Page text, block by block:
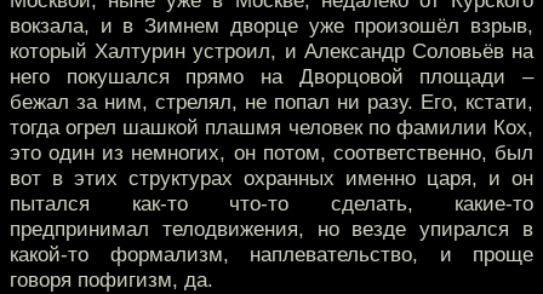
вокзала, и в Зимнем дворце уже произошёл взрыв,
который Халтурин устроил, и Александр Соловьёв на
него покушался прямо на Дворцовой площади –
бежал за ним, стрелял, не попал ни разу. Его, кстати,
тогда огрел шашкой плашмя человек по фамилии Кох,
это один из немногих, он потом, соответственно, был
вот в этих структурах охранных именно царя, и он
пытался как-то что-то сделать, какие-то
предпринимал телодвижения, но везде упирался в
какой-то формализм, наплевательство, и проще
говоря пофигизм, да.